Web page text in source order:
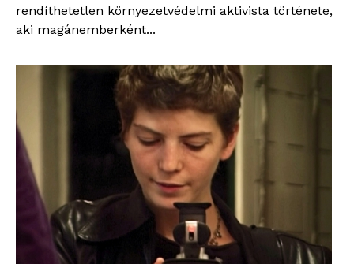
rendíthetetlen környezetvédelmi aktivista története,
aki magánemberként...